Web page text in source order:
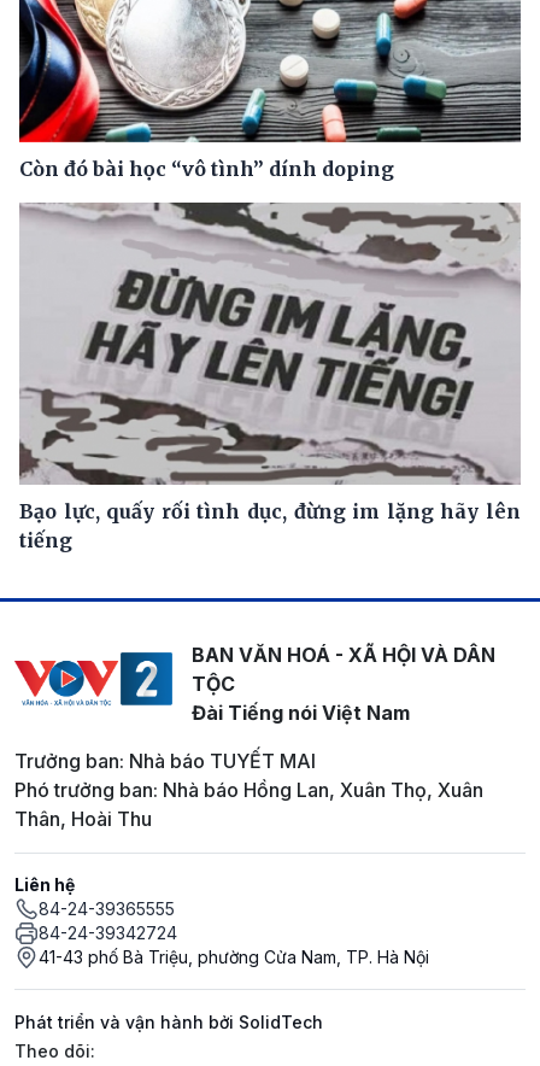
Còn đó bài học “vô tình” dính doping
Bạo lực, quấy rối tình dục, đừng im lặng hãy lên
tiếng
BAN VĂN HOÁ - XÃ HỘI VÀ DÂN
TỘC
Đài Tiếng nói Việt Nam
Trưởng ban: Nhà báo TUYẾT MAI
Phó trưởng ban: Nhà báo Hồng Lan, Xuân Thọ, Xuân
Thân, Hoài Thu
Liên hệ
84-24-39365555
84-24-39342724
41-43 phố Bà Triệu, phường Cửa Nam, TP. Hà Nội
Phát triển và vận hành bởi SolidTech
Mạng xã hội
Theo dõi: